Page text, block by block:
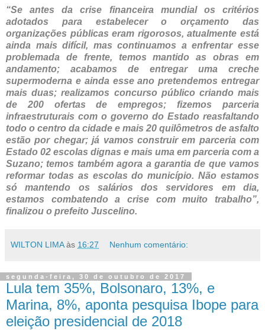
“Se antes da crise financeira mundial os critérios
adotados para estabelecer o orçamento das
organizações públicas eram rigorosos, atualmente está
ainda mais difícil, mas continuamos a enfrentar esse
problemada de frente, temos mantido as obras em
andamento; acabamos de entregar uma creche
supermoderna e ainda esse ano pretendemos entregar
mais duas; realizamos concurso público criando mais
de 200 ofertas de empregos; fizemos parceria
infraestruturais com o governo do Estado reasfaltando
todo o centro da cidade e mais 20 quilômetros de asfalto
estão por chegar; já vamos construir em parceria com
Estado 02 escolas dignas e mais uma em parceria com a
Suzano; temos também agora a garantia de que vamos
reformar todas as escolas do município. Não estamos
só mantendo os salários dos servidores em dia,
estamos combatendo a crise com muito trabalho”,
finalizou o prefeito Juscelino.
WILTON LIMA às 16:27 Nenhum comentário:
segunda-feira, 30 de outubro de 2017
Lula tem 35%, Bolsonaro, 13%, e
Marina, 8%, aponta pesquisa Ibope para
eleição presidencial de 2018